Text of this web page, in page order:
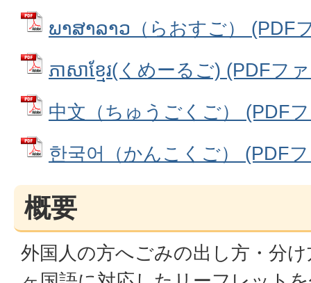
ພາສາລາວ（らおすご） (PDF
ភាសាខ្មែរ(くめーるご) (PDFフ
中文（ちゅうごくご） (PDF
한국어（かんこくご） (PDF
概要
外国人の方へごみの出し方・分